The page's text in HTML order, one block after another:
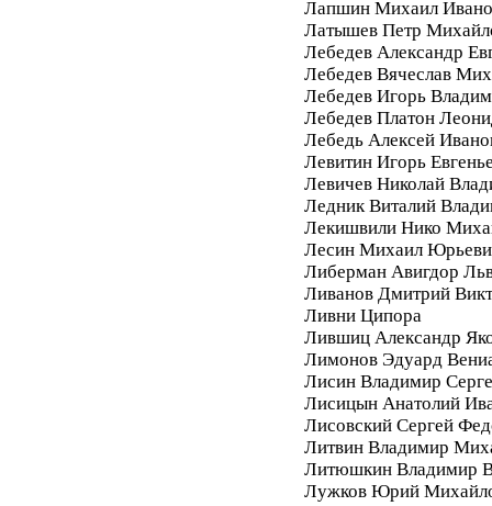
Лапшин Михаил
Латышев Петр
Лебедев Александр
Лебедев Вячеслав
Лебедев Игорь
Лебедев Платон
Лебедь Алексей
Левитин Игорь
Левичев Николай
Ледник Виталий
Лекишвили Нико
Лесин Михаил
Либерман Авигдор
Ливанов Дмитрий
Ливни Ципора
Лившиц Александр
Лимонов Эдуард
Лисин Владимир
Лисицын Анатолий
Лисовский Сергей
Литвин Владимир
Литюшкин Владимир
Лужков Юрий